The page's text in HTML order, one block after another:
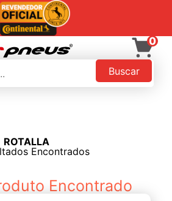
Buscar
0
ROTALLA
Encontrados
Encontrado